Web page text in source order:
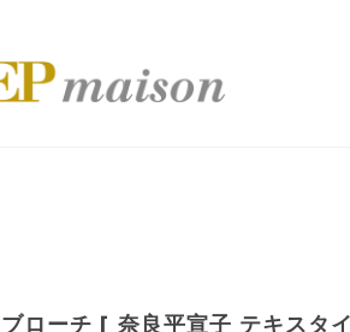
ブローチ [ 奈良平宣子 テキスタ